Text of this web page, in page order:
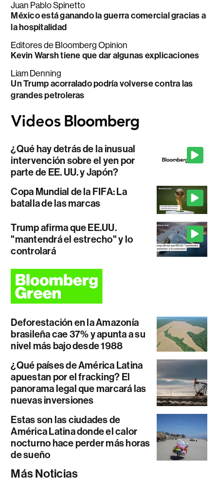
Juan Pablo Spinetto
México está ganando la guerra comercial gracias a
la hospitalidad
Editores de Bloomberg Opinion
Kevin Warsh tiene que dar algunas explicaciones
Liam Denning
Un Trump acorralado podría volverse contra las
grandes petroleras
¿Qué hay detrás de la inusual
intervención sobre el yen por
parte de EE. UU. y Japón?
Copa Mundial de la FIFA: La
batalla de las marcas
Trump afirma que EE.UU.
"mantendrá el estrecho" y lo
controlará
Deforestación en la Amazonía
brasileña cae 37% y apunta a su
nivel más bajo desde 1988
¿Qué países de América Latina
apuestan por el fracking? El
panorama legal que marcará las
nuevas inversiones
Estas son las ciudades de
América Latina donde el calor
nocturno hace perder más horas
de sueño
Más Noticias